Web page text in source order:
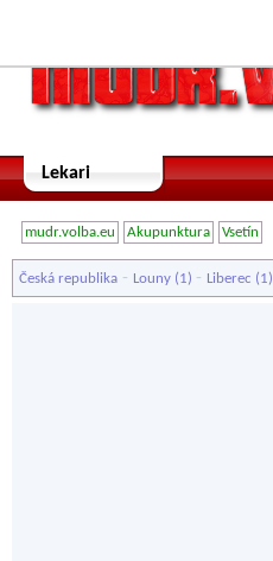
Lekari
mudr.volba.eu Akupunktura Vsetín
Česká republika - Louny (1) - Liberec (1)